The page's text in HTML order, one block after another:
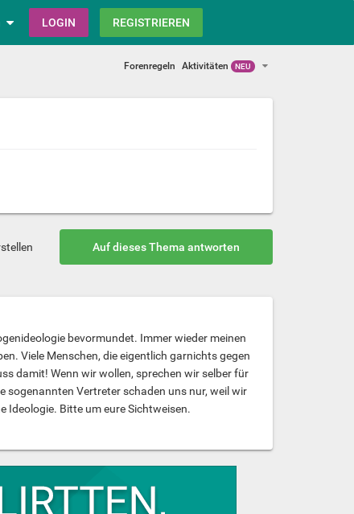
LOGIN REGISTRIEREN
Forenregeln Aktivitäten NEU
Auf dieses Thema antworten
bevormundet. Immer wieder meinen
Viele Menschen, die eigentlich garnichts gegen
damit! Wenn wir wollen, sprechen wir selber für
sogenannten Vertreter schaden uns nur, weil wir
Ideologie. Bitte um eure Sichtweisen.